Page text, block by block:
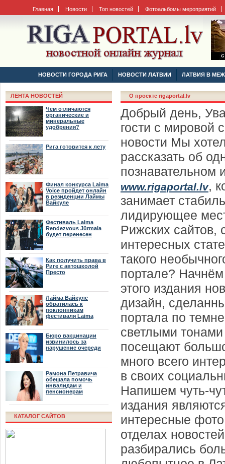
Главная Новости Топ новостей Фотоальбомы мероприятий
НОВОСТИ ГОРОДА РИГА НОВОСТИ ЛАТВИИ ЛАТВИЯ В
ЛЕНТА НОВОСТЕЙ
Чем отличаются
органические и
минеральные
удобрения?
Рига готовится к лету
Финал конкурса Laima
Voice пройдет онлайн
в резиденции Лаймы
Вайкуле
Фестиваль Laima
Rendezvous Jūrmala
будет перенесен
Как получить права в
Риге с автошколой
Престо
Лайма Вайкуле
обратилась к
поклонникам
фестиваля Laima
Бюро вакцинации
извинилось за
нарушение очереди
Рамона Петравича
обещала помочь
инвалидам и
пенсионерам
КАТАЛОГ САЙТОВ
O проекте rigaportal.lv
Добрый день,
гости с мировой
новости Мы
рассказать об
познавательном
www.rigaportal.lv,
занимает
лидирующее
Рижских сайтов,
интересных
такого
портале?
этого издания
дизайн,
портала по
светлыми
посещают
много всего
в своих
Напишем чуть-
издания
интересные
отделах
разбирались